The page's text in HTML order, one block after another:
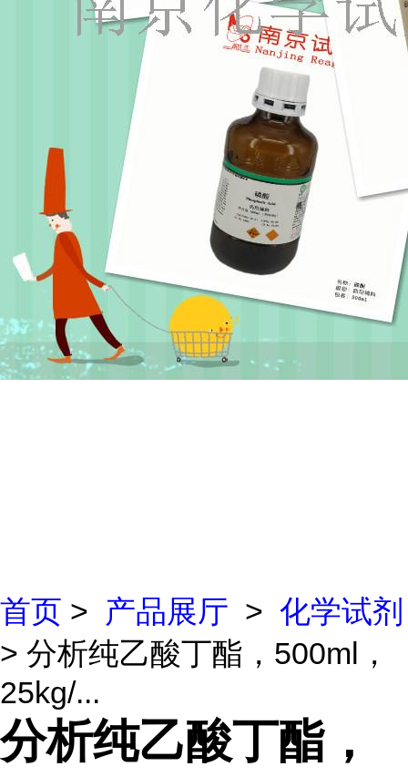
首页 > 产品展厅 > 化学试剂
> 分析纯乙酸丁酯，500ml，
25kg/...
分析纯乙酸丁酯，